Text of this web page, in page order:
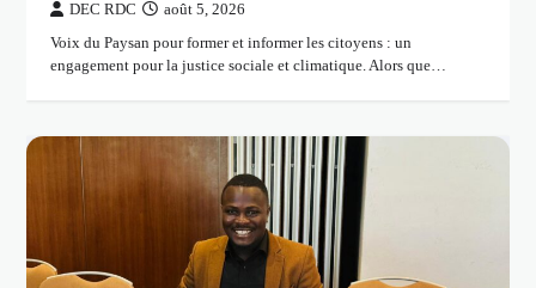
DEC RDC août 5, 2026
Voix du Paysan pour former et informer les citoyens : un
engagement pour la justice sociale et climatique. Alors que…